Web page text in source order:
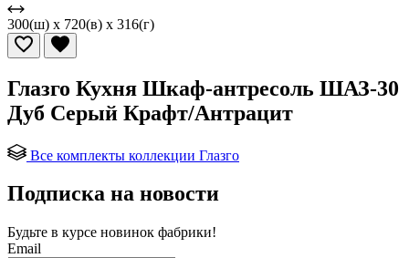
300(ш) x 720(в) x 316(г)
Глазго Кухня Шкаф-антресоль ШАЗ-30
Дуб Серый Крафт/Антрацит
Все комплекты коллекции Глазго
Подписка на новости
Будьте в курсе новинок фабрики!
Email